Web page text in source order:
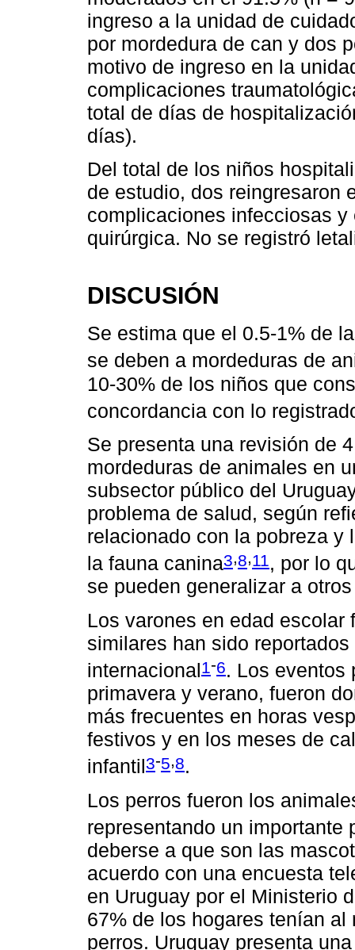
ingreso a la unidad de
por mordedura de can y dos
motivo de ingreso en la
complicaciones
total de días de
días).
Del total de los niños
de estudio, dos reingresaron
complicaciones infecciosas
quirúrgica. No se registró
DISCUSIÓN
Se estima que el 0.5-1% de
se deben a mordeduras de
10-30% de los niños que
concordancia con lo
Se presenta una revisión de
mordeduras de animales en
subsector público del
problema de salud, según
relacionado con la pobreza
la fauna canina3,8,11, por lo
se pueden generalizar a
Los varones en edad
similares han sido
internacional1-6. Los eventos
primavera y verano, fueron
más frecuentes en horas
festivos y en los meses de
infantil3-5,8.
Los perros fueron los
representando un importante
deberse a que son las
acuerdo con una encuesta
en Uruguay por el Ministerio
67% de los hogares tenían
perros. Uruguay presenta